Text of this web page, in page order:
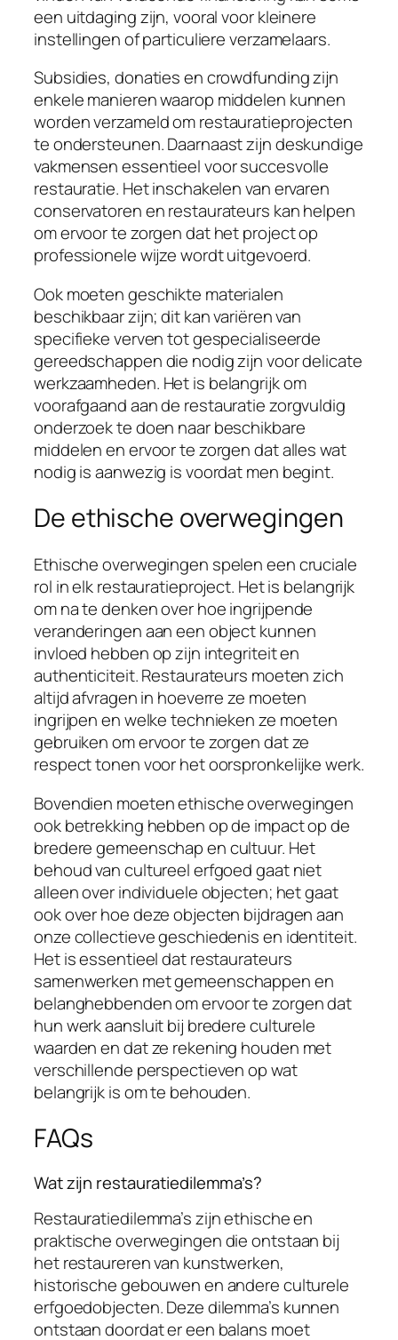
een uitdaging zijn, vooral voor kleinere
instellingen of particuliere verzamelaars.
Subsidies, donaties en crowdfunding zijn
enkele manieren waarop middelen kunnen
worden verzameld om restauratieprojecten
te ondersteunen. Daarnaast zijn deskundige
vakmensen essentieel voor succesvolle
restauratie. Het inschakelen van ervaren
conservatoren en restaurateurs kan helpen
om ervoor te zorgen dat het project op
professionele wijze wordt uitgevoerd.
Ook moeten geschikte materialen
beschikbaar zijn; dit kan variëren van
specifieke verven tot gespecialiseerde
gereedschappen die nodig zijn voor delicate
werkzaamheden. Het is belangrijk om
voorafgaand aan de restauratie zorgvuldig
onderzoek te doen naar beschikbare
middelen en ervoor te zorgen dat alles wat
nodig is aanwezig is voordat men begint.
De ethische overwegingen
Ethische overwegingen spelen een cruciale
rol in elk restauratieproject. Het is belangrijk
om na te denken over hoe ingrijpende
veranderingen aan een object kunnen
invloed hebben op zijn integriteit en
authenticiteit. Restaurateurs moeten zich
altijd afvragen in hoeverre ze moeten
ingrijpen en welke technieken ze moeten
gebruiken om ervoor te zorgen dat ze
respect tonen voor het oorspronkelijke werk.
Bovendien moeten ethische overwegingen
ook betrekking hebben op de impact op de
bredere gemeenschap en cultuur. Het
behoud van cultureel erfgoed gaat niet
alleen over individuele objecten; het gaat
ook over hoe deze objecten bijdragen aan
onze collectieve geschiedenis en identiteit.
Het is essentieel dat restaurateurs
samenwerken met gemeenschappen en
belanghebbenden om ervoor te zorgen dat
hun werk aansluit bij bredere culturele
waarden en dat ze rekening houden met
verschillende perspectieven op wat
belangrijk is om te behouden.
FAQs
Wat zijn restauratiedilemma’s?
Restauratiedilemma’s zijn ethische en
praktische overwegingen die ontstaan bij
het restaureren van kunstwerken,
historische gebouwen en andere culturele
erfgoedobjecten. Deze dilemma’s kunnen
ontstaan doordat er een balans moet